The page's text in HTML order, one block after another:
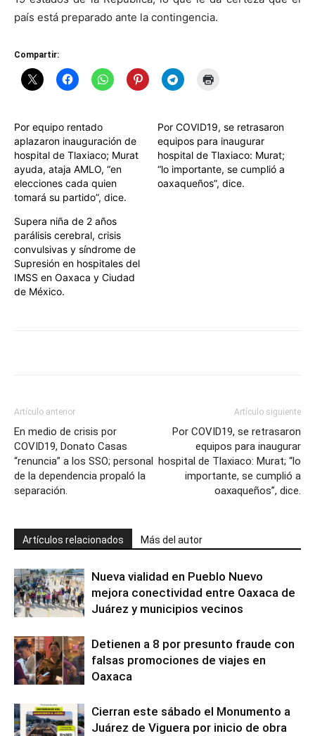
país está preparado ante la contingencia.
Compartir:
Por equipo rentado
aplazaron inauguración de
hospital de Tlaxiaco; Murat
ayuda, ataja AMLO, “en
elecciones cada quien
tomará su partido”, dice.
Por COVID19, se retrasaron
equipos para inaugurar
hospital de Tlaxiaco: Murat;
“lo importante, se cumplió a
oaxaqueños”, dice.
Supera niña de 2 años
parálisis cerebral, crisis
convulsivas y síndrome de
Supresión en hospitales del
IMSS en Oaxaca y Ciudad
de México.
Artículo anterior
En medio de crisis por
COVID19, Donato Casas
“renuncia” a los SSO; personal
de la dependencia propaló la
separación.
Artículo siguiente
Por COVID19, se retrasaron
equipos para inaugurar
hospital de Tlaxiaco: Murat; “lo
importante, se cumplió a
oaxaqueños”, dice.
Artículos relacionados Más del autor
Nueva vialidad en Pueblo Nuevo
mejora conectividad entre Oaxaca de
Juárez y municipios vecinos
Detienen a 8 por presunto fraude con
falsas promociones de viajes en
Oaxaca
Cierran este sábado el Monumento a
Juárez de Viguera por inicio de obra